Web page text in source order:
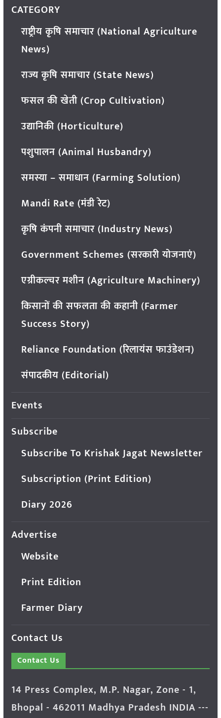
CATEGORY
राष्ट्रीय कृषि समाचार (National Agriculture
News)
राज्य कृषि समाचार (State News)
फसल की खेती (Crop Cultivation)
उद्यानिकी (Horticulture)
पशुपालन (Animal Husbandry)
समस्या – समाधान (Farming Solution)
Mandi Rate (मंडी रेट)
कृषि कंपनी समाचार (Industry News)
Government Schemes (सरकारी योजनाएं)
एग्रीकल्चर मशीन (Agriculture Machinery)
किसानों की सफलता की कहानी (Farmer
Success Story)
Reliance Foundation (रिलायंस फाउंडेशन)
संपादकीय (Editorial)
Events
Subscribe
Subscribe To Krishak Jagat Newsletter
Subscription (Print Edition)
Diary 2026
Advertise
Website
Print Edition
Farmer Diary
Contact Us
Contact Us
14 Press Complex, M.P. Nagar, Zone - 1,
Bhopal - 462011 Madhya Pradesh INDIA ---